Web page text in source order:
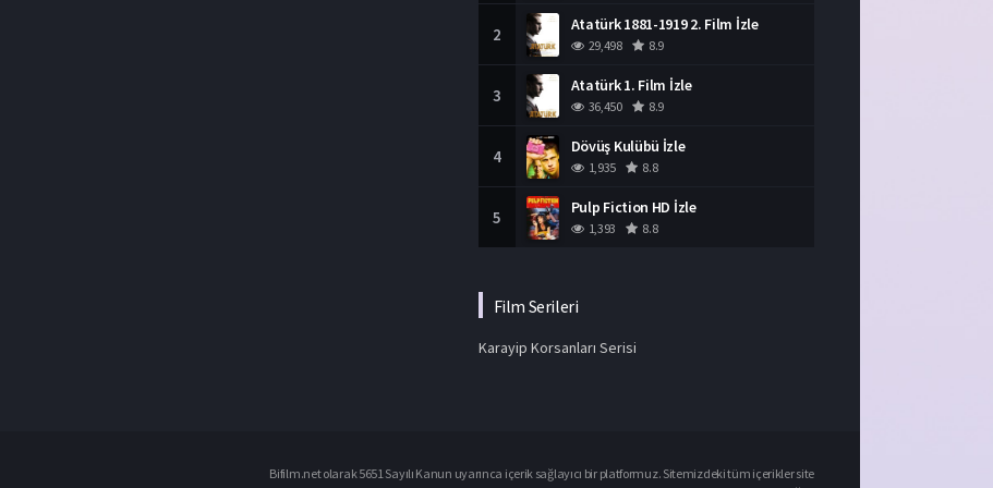
2 Atatürk 1881-1919 2. Film İzle
29,498 8.9
3 Atatürk 1. Film İzle
36,450 8.9
4 Dövüş Kulübü İzle
1,935 8.8
5 Pulp Fiction HD İzle
1,393 8.8
Film Serileri
Karayip Korsanları Serisi
Bifilm.net olarak 5651 Sayılı Kanun uyarınca içerik sağlayıcı bir platformuz. Sitemizdeki tüm içerikler site